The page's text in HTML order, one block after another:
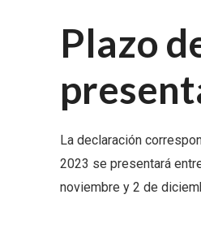
Plazo
La declaración
2023 se presentará
noviembre y 2 de